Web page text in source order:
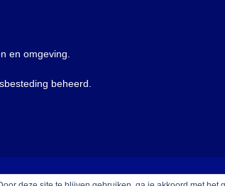
en omgeving.
beheerd.